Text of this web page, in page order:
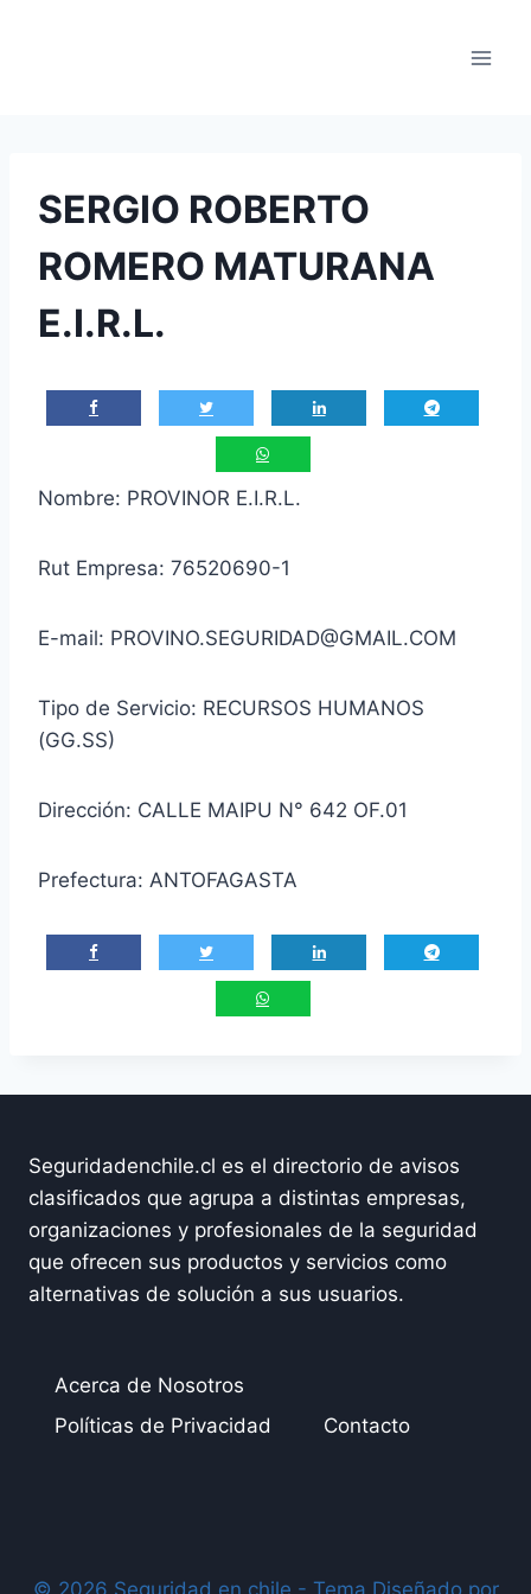
SERGIO ROBERTO
ROMERO MATURANA
E.I.R.L.
Nombre: PROVINOR E.I.R.L.
Rut Empresa: 76520690-1
E-mail: PROVINO.SEGURIDAD@GMAIL.COM
Tipo de Servicio: RECURSOS HUMANOS
(GG.SS)
Dirección: CALLE MAIPU N° 642 OF.01
Prefectura: ANTOFAGASTA
Seguridadenchile.cl es el directorio de avisos
clasificados que agrupa a distintas empresas,
organizaciones y profesionales de la seguridad
que ofrecen sus productos y servicios como
alternativas de solución a sus usuarios.
Acerca de Nosotros
Políticas de Privacidad
Contacto
© 2026 Seguridad en chile - Tema Diseñado por